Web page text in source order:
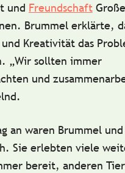
und Freundschaft
Brummel erklärte,
Kreativität das
„Wir sollten immer
und
an waren Brummel
Sie erlebten viele
bereit, anderen